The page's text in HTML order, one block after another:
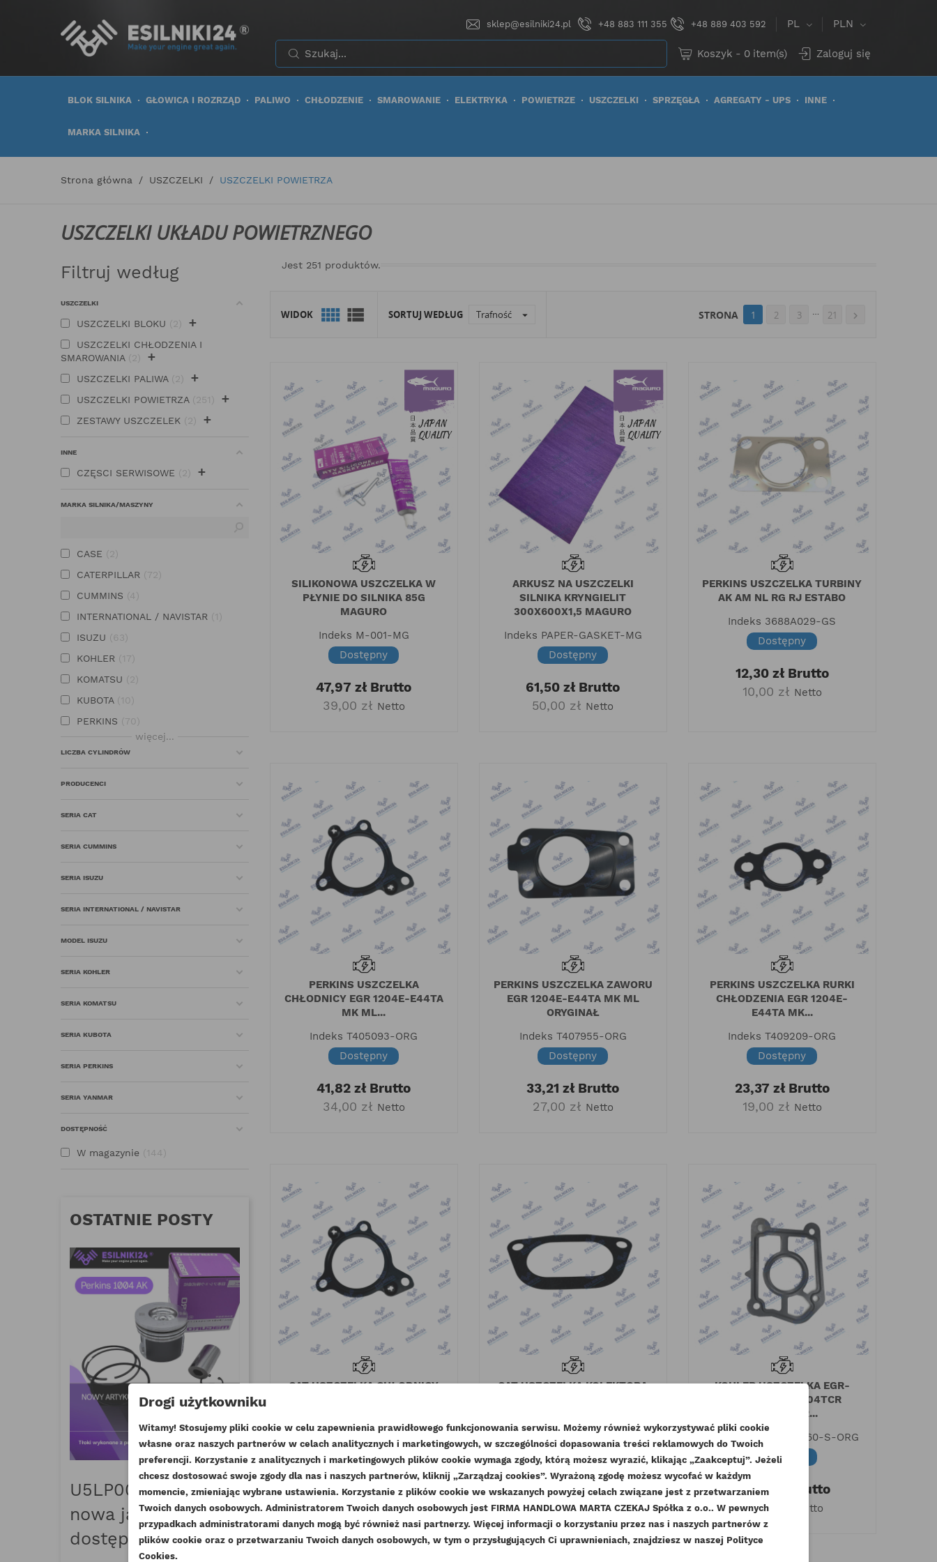
DODAJ DO LISTY ŻYCZEŃ
UTWÓRZ LISTĘ ŻYCZEŃ
NAZWA LISTY ŻYCZEŃ
((MODALTITLE))
((confirmMessage))
ZALOGUJ SIĘ
Musisz być zalogowany by zapisać produkty na swojej liście życzeń.
sklep@esilniki24.pl +48 883 111 355 +48 889 403 592 PL PLN
Koszyk - 0 item(s) Zaloguj się
BLOK SILNIKA GŁOWICA I ROZRZĄD PALIWO CHŁODZENIE SMAROWANIE ELEKTRYKA POWIETRZE USZCZELKI SPRZĘGŁA AGREGATY - UPS INNE
MARKA SILNIKA
Strona główna USZCZELKI USZCZELKI POWIETRZA
USZCZELKI UKŁADU POWIETRZNEGO
Filtruj według
USZCZELKI
USZCZELKI BLOKU 2 +
USZCZELKI CHŁODZENIA I
SMAROWANIA
2 +
USZCZELKI PALIWA 2 +
USZCZELKI POWIETRZA 251 +
ZESTAWY USZCZELEK 2 +
INNE
CZĘSCI SERWISOWE 2 +
MARKA SILNIKA/MASZYNY
CASE
2
CATERPILLAR
72
CUMMINS
4
INTERNATIONAL / NAVISTAR
1
ISUZU
63
KOHLER
17
KOMATSU
2
KUBOTA
10
PERKINS
70
więcej...
LICZBA CYLINDRÓW
PRODUCENCI
SERIA CAT
SERIA CUMMINS
SERIA ISUZU
SERIA INTERNATIONAL / NAVISTAR
MODEL ISUZU
SERIA KOHLER
SERIA KOMATSU
SERIA KUBOTA
SERIA PERKINS
SERIA YANMAR
DOSTĘPNOŚĆ
W magazynie 144
OSTATNIE POSTY
U5LP0057 Maguro–
nowa jakość tłoka
dostępna na rynku
MAGURO
date_range 16 Marzec 2025
thumb_up_alt 21
Poznaj Maguro, producenta
ISUZU 4HK1 - jakim
momentem
dokręcać śruby
głowicy?
Numer seryjny
silnika Perkins
date_range 19 Listopad 2021
thumb_up_alt
Jak poprawnie odczytać numer
Certyfikat jakości
TRUSTED SHOPS
18 Listopad 2021
Jest 251 produktów.
WIDOK   SORTUJ WEDŁUG Trafność  STRONA 1 2 3 … 21 
SILIKONOWA USZCZELKA W
PŁYNIE DO SILNIKA 85G
MAGURO
Indeks M-001-MG
Dostępny
47,97 zł Brutto
39,00 zł Netto
ARKUSZ NA USZCZELKI
SILNIKA KRYNGIELIT
300X600X1,5 MAGURO
Indeks PAPER-GASKET-MG
Dostępny
61,50 zł Brutto
50,00 zł Netto
PERKINS USZCZELKA TURBINY
AK AM NL RG RJ ESTABO
Indeks 3688A029-GS
Dostępny
12,30 złBrutto
10,00 zł Netto
PERKINS USZCZELKA
CHŁODNICY EGR 1204E-E44TA
MK ML...
Indeks T405093-ORG
Dostępny
41,82 zł Brutto
34,00 zł Netto
PERKINS USZCZELKA ZAWORU
EGR 1204E-E44TA MK ML
ORYGINAŁ
Indeks T407955-ORG
Dostępny
33,21 zł Brutto
27,00 zł Netto
PERKINS USZCZELKA RURKI
CHŁODZENIA EGR 1204E-
E44TA MK...
Indeks T409209-ORG
Dostępny
23,37 złBrutto
19,00 zł Netto
CAT USZCZELKA CHŁODNICY
Indeks 332-7624-ORG
Dostępny
41,82 złBrutto
34,00 złNetto
CAT USZCZELKA KOLEKTORA
Indeks 067-6858-ORG
Dostępny
18,45 złBrutto
15,00 zł Netto
KOHLER USZCZELKA EGR-
GŁOWCIA KDI2504TCR
KDI1903TCR...
Indeks
ED0047600660-S-ORG
Dostępny
36,90 zł Brutto
30,00 zł Netto
Drogi użytkowniku
Witamy! Stosujemy pliki cookie w celu zapewnienia prawidłowego funkcjonowania serwisu. Możemy również wykorzystywać pliki cookie
własne oraz naszych partnerów w celach analitycznych i marketingowych, w szczególności dopasowania treści reklamowych do Twoich
preferencji. Korzystanie z analitycznych i marketingowych plików cookie wymaga zgody, którą możesz wyrazić, klikając „Zaakceptuj”. Jeżeli
chcesz dostosować swoje zgody dla nas i naszych partnerów, kliknij „Zarządzaj cookies”. Wyrażoną zgodę możesz wycofać w każdym
momencie, zmieniając wybrane ustawienia. Korzystanie z plików cookie we wskazanych powyżej celach związane jest z przetwarzaniem
Twoich danych osobowych. Administratorem Twoich danych osobowych jest FIRMA HANDLOWA MARTA CZEKAJ Spółka z o.o.. W pewnych
przypadkach administratorami danych mogą być również nasi partnerzy. Więcej informacji o korzystaniu przez nas i naszych partnerów z
plików cookie oraz o przetwarzaniu Twoich danych osobowych, w tym o przysługujących Ci uprawnieniach, znajdziesz w naszej Polityce
Cookies.